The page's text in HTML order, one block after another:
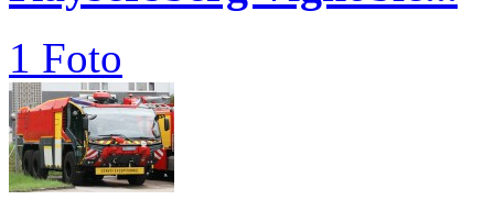
1 Foto